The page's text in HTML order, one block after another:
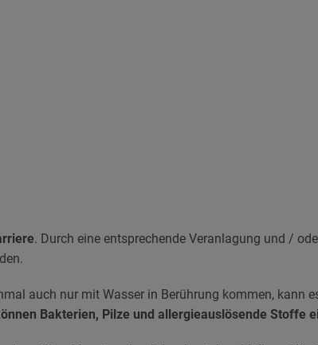
. Durch eine entsprechende Veranlagung und /
auch nur mit Wasser in Berührung kommen, kann
Bakterien, Pilze und allergieauslösende Stoffe